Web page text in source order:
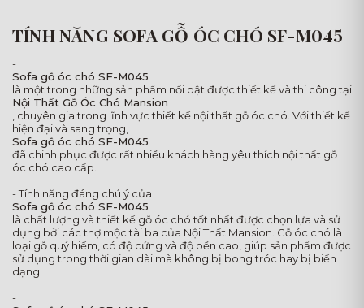
TÍNH NĂNG SOFA GỖ ÓC CHÓ SF-M045
-
Sofa gỗ óc chó SF-M045
là một trong những sản phẩm nổi bật được thiết kế và thi công tại
Nội Thất Gỗ Óc Chó Mansion
, chuyên gia trong lĩnh vực thiết kế nội thất gỗ óc chó. Với thiết kế
hiện đại và sang trọng,
Sofa gỗ óc chó SF-M045
đã chinh phục được rất nhiều khách hàng yêu thích nội thất gỗ
óc chó cao cấp.
- Tính năng đáng chú ý của
Sofa gỗ óc chó SF-M045
là chất lượng và thiết kế gỗ óc chó tốt nhất được chọn lựa và sử
dụng bởi các thợ mộc tài ba của Nội Thất Mansion. Gỗ óc chó là
loại gỗ quý hiếm, có độ cứng và độ bền cao, giúp sản phẩm được
sử dụng trong thời gian dài mà không bị bong tróc hay bị biến
dạng.
-